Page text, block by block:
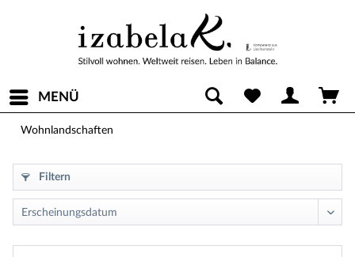
MENÜ
Wohnlandschaften
Filtern